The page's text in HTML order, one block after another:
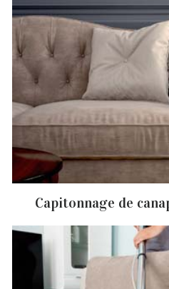
Capitonnage de